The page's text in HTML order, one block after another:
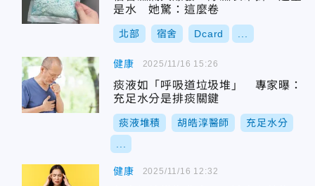
是水 她驚：這麼卷
北部 宿舍 Dcard
健康
痰液如「呼吸道垃圾堆」 專家曝：
充足水分是排痰關鍵
痰液堆積 胡皓淳醫師 充足水分
2025/11/16 15:26
健康 2025/11/16 12:32